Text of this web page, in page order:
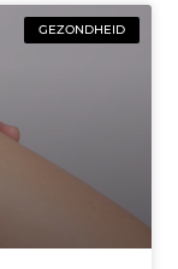
GEZONDHEID